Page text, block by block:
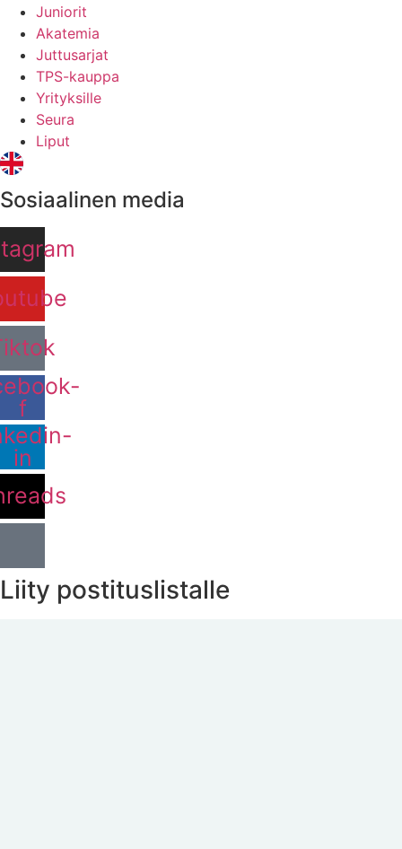
Juniorit
Akatemia
Juttusarjat
TPS-kauppa
Yrityksille
Seura
Liput
Sosiaalinen media
f
in
Liity postituslistalle